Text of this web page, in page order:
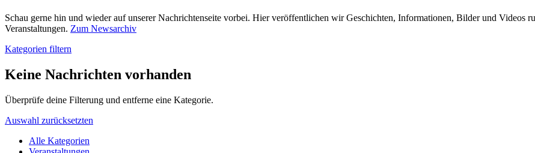
Schau gerne hin und wieder auf unserer Nachrichtenseite vorbei. Hier veröffentlichen wir Geschichten, Informationen, Bilder und Videos
Veranstaltungen. Zum Newsarchiv
Kategorien filtern
Keine Nachrichten vorhanden
Überprüfe deine Filterung und entferne eine Kategorie.
Auswahl zurücksetzten
Alle Kategorien